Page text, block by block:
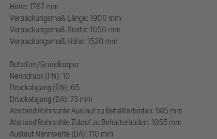
Höhe: 1767 mm
Verpackungsmaß Länge: 1900 mm
Verpackungsmaß Breite: 1050 mm
Verpackungsmaß Höhe: 1520 mm
Behälter/Grundkörper
Nenndruck (PN): 10
Druckabgang (DN): 65
Druckabgang (DA): 75 mm
Abstand Rohrsohle Auslauf zu Behälterboden: 985 mm
Abstand Rohrsohle Zulauf zu Behälterboden: 1055 mm
Auslauf Nennweite (DA): 110 mm